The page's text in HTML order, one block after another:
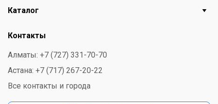
Каталог
Контакты
Алматы: +7 (727) 331-70-70
Астана: +7 (717) 267-20-22
Все контакты и города